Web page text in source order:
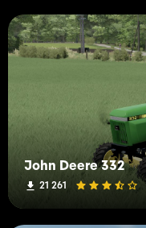
John Deere 332
21 261